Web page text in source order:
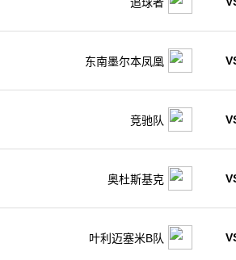
东南墨尔本凤凰
竞驰队
奥杜斯基克
叶利迈塞米B队